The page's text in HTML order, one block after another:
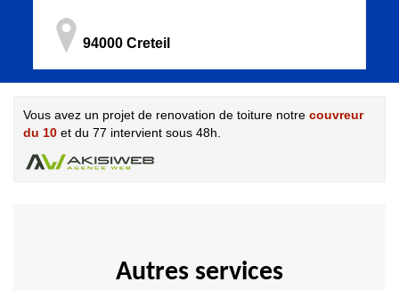
94000 Creteil
Vous avez un projet de renovation de toiture notre couvreur
du 10 et du 77 intervient sous 48h.
Autres services